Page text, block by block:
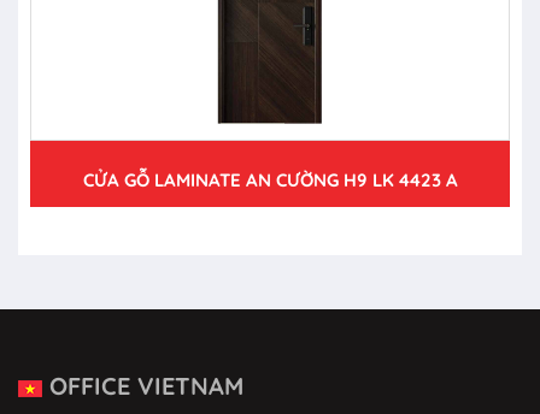
CỬA GỖ LAMINATE AN CƯỜNG H9 LK 4423 A
OFFICE VIETNAM